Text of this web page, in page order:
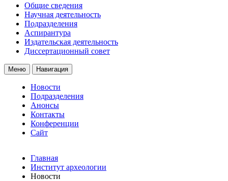
Общие сведения
Научная деятельность
Подразделения
Аспирантура
Издательская деятельность
Диссертационный совет
Меню Навигация
Новости
Подразделения
Анонсы
Контакты
Конференции
Сайт
Главная
Институт археологии
Новости